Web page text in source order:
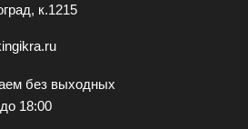
к.1215
без выходных
18:00